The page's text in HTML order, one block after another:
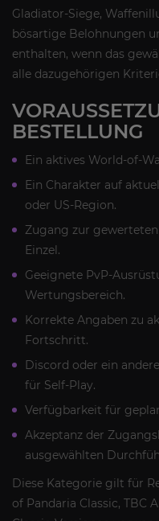
Gladiator-Siege,
bösartige Belohnungen
enthalten, wenn das
alle dazugehörigen
BESTELLUNG
Ein aktives World-of-
Ein Charakter auf
oder US-Region.
Zugang zur
Einzel.
Geeignete PvP-
Wertungsbereich.
Korrekte Angaben zu
Fortschritt.
Discord oder ein
für Self-Play.
Verfügbarkeit für
Akzeptanz der
ausgewählten
Diese Kategorie gilt für
of Pandaria Classic, TBC